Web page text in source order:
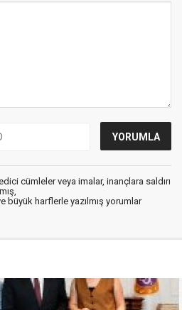
cümleler veya imalar, inançlara saldırı
büyük harflerle yazılmış yorumlar